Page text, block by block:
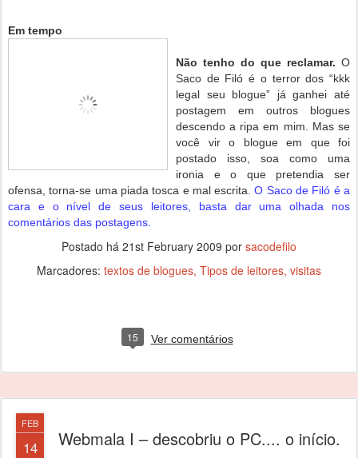
Em tempo
Não tenho do que reclamar. O
Saco de Filó é o terror dos “kkk
legal seu blogue” já ganhei até
postagem em outros blogues
descendo a ripa em mim. Mas se
você vir o blogue em que foi
postado isso, soa como uma
ironia e o que pretendia ser
ofensa, torna-se uma piada tosca e mal escrita.O Saco de Filó é a
cara e o nível de seus leitores, basta dar uma olhada nos
comentários das postagens.
Postado há 21st February 2009 por sacodefilo
Marcadores: textos de blogues Tipos de leitores visitas
15 Ver comentários
FEB
14 Webmala I – descobriu o PC.... o início.